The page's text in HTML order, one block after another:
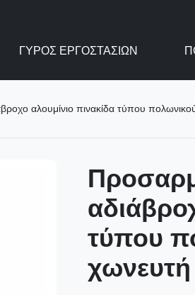
ΓΎΡΟΣ ΕΡΓΟΣΤΑΣΊΩΝ
αλουμίνιο πινακίδα τύπου
τύπου
χωνευτή